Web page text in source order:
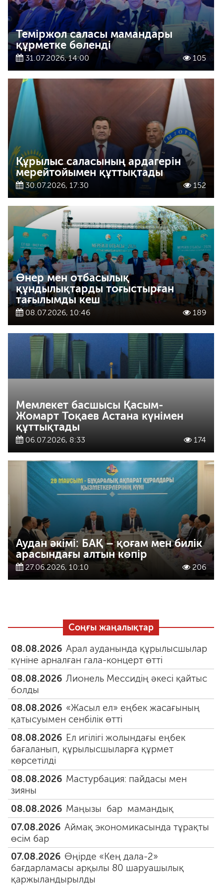
Теміржол саласы мамандары
құрметке бөленді
31.07.2026, 14:00 105
Құрылыс саласының ардагерін
мерейтойымен құттықтады
30.07.2026, 17:30 152
Өнер мен отбасылық
құндылықтарды тоғыстырған
тағылымды кеш
08.07.2026, 10:46 189
Мемлекет басшысы Қасым-
Жомарт Тоқаев Астана күнімен
құттықтады
06.07.2026, 8:33 174
Аудан әкімі: БАҚ – қоғам мен билік
арасындағы алтын көпір
27.06.2026, 10:10 206
Соңғы жаңалықтар
08.08.2026 Арал ауданында құрылысшылар
күніне арналған гала-концерт өтті
08.08.2026 Лионель Мессидің әкесі қайтыс
болды
08.08.2026 «Жасыл ел» еңбек жасағының
қатысуымен сенбілік өтті
08.08.2026 Ел игілігі жолындағы еңбек
бағаланып, құрылысшыларға құрмет
көрсетілді
08.08.2026 Мастурбация: пайдасы мен
зияны
08.08.2026 Маңызы бар мамандық
07.08.2026 Аймақ экономикасында тұрақты
өсім бар
07.08.2026 Өңірде «Кең дала-2»
бағдарламасы арқылы 80 шаруашылық
қаржыландырылды